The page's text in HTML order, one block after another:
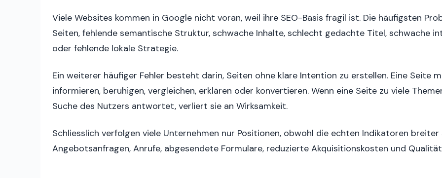
Viele Websites kommen in Google nicht voran, weil ihre SEO-Basis fragil ist. Die häufigsten
Seiten, fehlende semantische Struktur, schwache Inhalte, schlecht gedachte Titel, schwache
oder fehlende lokale Strategie.
Ein weiterer häufiger Fehler besteht darin, Seiten ohne klare Intention zu erstellen. Eine Seite
informieren, beruhigen, vergleichen, erklären oder konvertieren. Wenn eine Seite zu viele
Suche des Nutzers antwortet, verliert sie an Wirksamkeit.
Schliesslich verfolgen viele Unternehmen nur Positionen, obwohl die echten Indikatoren
Angebotsanfragen, Anrufe, abgesendete Formulare, reduzierte Akquisitionskosten und